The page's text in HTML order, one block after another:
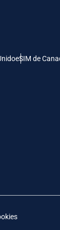
eSIM de